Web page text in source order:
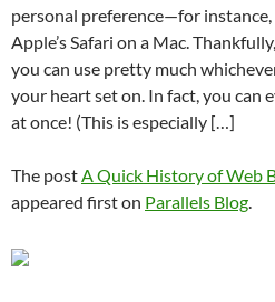
personal preference—for
Apple’s Safari on a Mac.
you can use pretty much
your heart set on. In fact, you can
at once! (This is especially […]
The postA Quick History of Web
appeared first on Parallels Blog.